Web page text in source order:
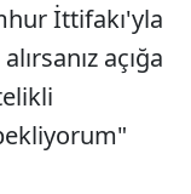
İttifakı'yla
açığa